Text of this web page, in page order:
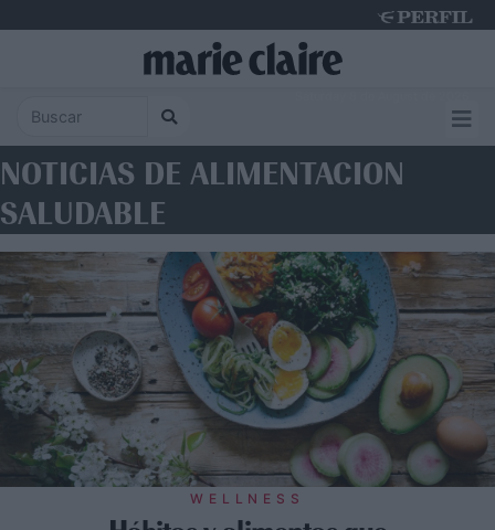
NOTICIAS DE ALIMENTACION
SALUDABLE
WELLNESS